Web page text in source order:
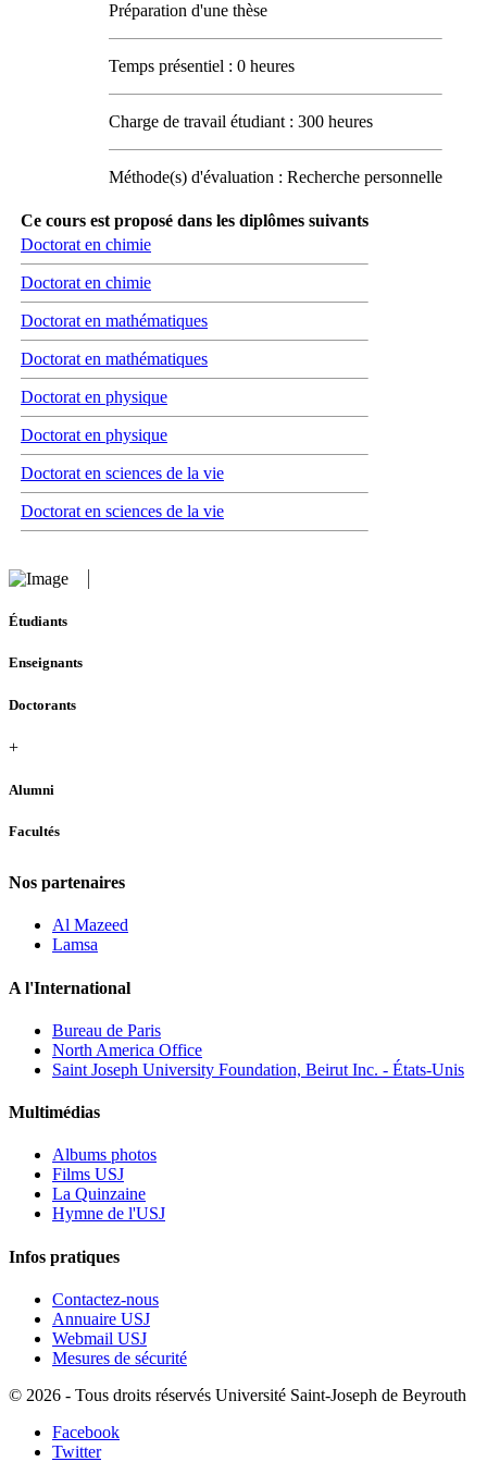
Préparation d'une thèse
Temps présentiel : 0 heures
Charge de travail étudiant : 300 heures
Méthode(s) d'évaluation : Recherche personnelle
Ce cours est proposé dans les diplômes suivants
Doctorat en chimie
Doctorat en chimie
Doctorat en mathématiques
Doctorat en mathématiques
Doctorat en physique
Doctorat en physique
Doctorat en sciences de la vie
Doctorat en sciences de la vie
Étudiants
Enseignants
Doctorants
+
Alumni
Facultés
Nos partenaires
Al Mazeed
Lamsa
A l'International
Bureau de Paris
North America Office
Saint Joseph University Foundation, Beirut Inc. - États-Unis
Multimédias
Albums photos
Films USJ
La Quinzaine
Hymne de l'USJ
Infos pratiques
Contactez-nous
Annuaire USJ
Webmail USJ
Mesures de sécurité
© 2026 - Tous droits réservés Université Saint-Joseph de Beyrouth
Facebook
Twitter